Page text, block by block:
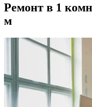
Ремонт в 1
м